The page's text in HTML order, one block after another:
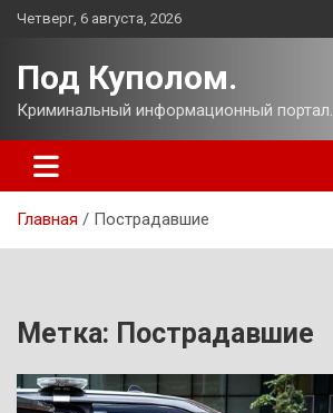
Перейти
Четверг, 6 августа, 2026
Под Куполом.
Криминальный информационный портал.
Главная Пострадавшие
Метка: Пострадавшие